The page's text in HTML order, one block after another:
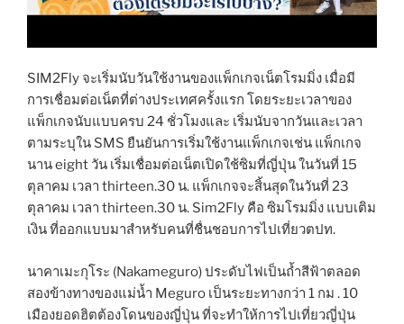
SIM2Fly จะเริ่มนับวันใช้งานของแพ็กเกจเน็ตโรมมิ่ง เมื่อมี
การเชื่อมต่อเน็ตที่ต่างประเทศครั้งแรก โดยระยะเวลาของ
แพ็กเกจนับแบบครบ 24 ชั่วโมงและ เริ่มนับจากวันและเวลา
ตามระบุใน SMS ยืนยันการเริ่มใช้งานแพ็กเกจเช่น แพ็กเกจ
นาน eight วัน เริ่มเชื่อมต่อเน็ตเปิดใช้ซิมที่ญี่ปุ่น ในวันที่ 15
ตุลาคม เวลา thirteen.30 น. แพ็กเกจจะสิ้นสุดในวันที่ 23
ตุลาคม เวลา thirteen.30 น. Sim2Fly คือ ซิมโรมมิ่ง แบบเติม
เงิน ที่ออกแบบมาสำหรับคนที่ชื่นชอบการไปเที่ยวตปท.
นาคาเมะกุโระ (Nakameguro) ประดับไฟเป็นถ้ำสีฟ้าตลอด
สองข้างทางของแม่น้ำ Meguro เป็นระยะทางกว่า 1 กม . 10
เมืองยอดฮิตต้องโดนของญี่ปุ่น ที่จะทำให้การไปเที่ยวญี่ปุ่น